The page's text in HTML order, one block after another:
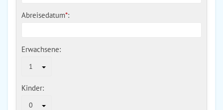
Abreisedatum*:
Erwachsene:
1
Kinder:
0